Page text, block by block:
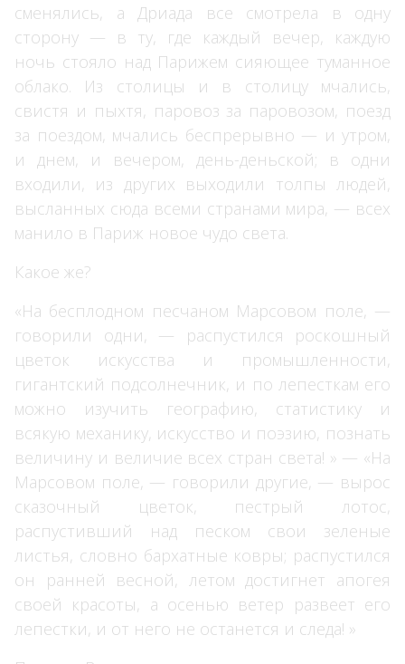
сменялись, а Дриада все смотрела в одну
сторону — в ту, где каждый вечер, каждую
ночь стояло над Парижем сияющее туманное
облако. Из столицы и в столицу мчались,
свистя и пыхтя, паровоз за паровозом, поезд
за поездом, мчались беспрерывно — и утром,
и днем, и вечером, день-деньской; в одни
входили, из других выходили толпы людей,
высланных сюда всеми странами мира, — всех
манило в Париж новое чудо света.
Какое же?
«На бесплодном песчаном Марсовом поле, —
говорили одни, — распустился роскошный
цветок искусства и промышленности,
гигантский подсолнечник, и по лепесткам его
можно изучить географию, статистику и
всякую механику, искусство и поэзию, познать
величину и величие всех стран света! » — «На
Марсовом поле, — говорили другие, — вырос
сказочный цветок, пестрый лотос,
распустивший над песком свои зеленые
листья, словно бархатные ковры; распустился
он ранней весной, летом достигнет апогея
своей красоты, а осенью ветер развеет его
лепестки, и от него не останется и следа! »